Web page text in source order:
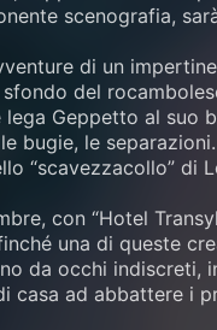
scenografia,
di un
del
Geppetto al suo
bugie, le
“scavezzacollo” di
con “Hotel
una di queste
da occhi indiscreti,
casa ad abbattere i